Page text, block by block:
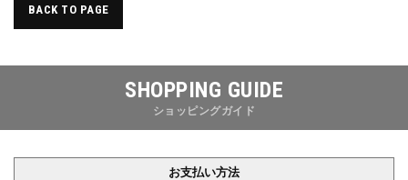
BACK TO PAGE
SHOPPING GUIDE
ショッピングガイド
お支払い方法